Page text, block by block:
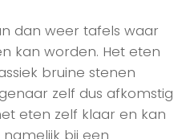
dan weer tafels waar
kan worden. Het eten
bruine stenen
zelf dus afkomstig
eten zelf klaar en kan
namelijk bij een